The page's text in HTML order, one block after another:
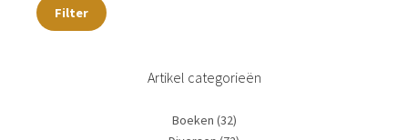
Filter
Artikel categorieën
Boeken (32)